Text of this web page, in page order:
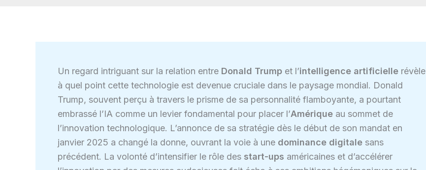
Un regard intriguant sur la relation entre Donald Trump et l’intelligence artificielle révèle
à quel point cette technologie est devenue cruciale dans le paysage mondial. Donald
Trump, souvent perçu à travers le prisme de sa personnalité flamboyante, a pourtant
embrassé l’IA comme un levier fondamental pour placer l’Amérique au sommet de
l’innovation technologique. L’annonce de sa stratégie dès le début de son mandat en
janvier 2025 a changé la donne, ouvrant la voie à une dominance digitale sans
précédent. La volonté d’intensifier le rôle des start-ups américaines et d’accélérer